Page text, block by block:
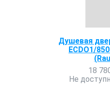
Душевая
ECDO1/
18
Не